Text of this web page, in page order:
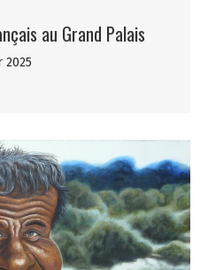
au Grand Palais
2025